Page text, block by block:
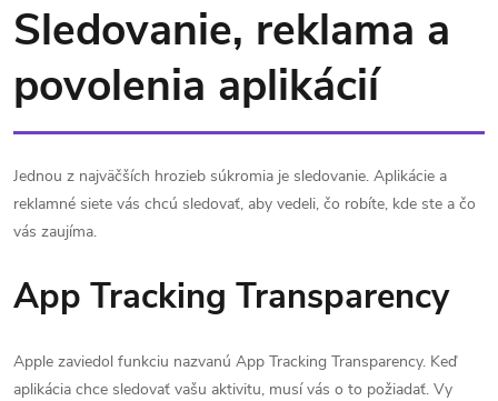
Sledovanie, reklama a
povolenia aplikácií
Jednou z najväčších hrozieb súkromia je sledovanie. Aplikácie a
reklamné siete vás chcú sledovať, aby vedeli, čo robíte, kde ste a čo
vás zaujíma.
App Tracking Transparency
Apple zaviedol funkciu nazvanú App Tracking Transparency. Keď
aplikácia chce sledovať vašu aktivitu, musí vás o to požiadať. Vy